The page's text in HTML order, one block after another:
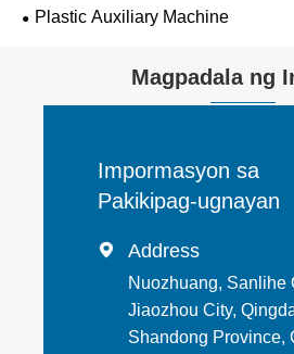
Plastic Auxiliary Machine
Magpadala ng
Impormasyon sa
Pakikipag-ugnayan
 Address
Nuozhuang, Sanlihe
Jiaozhou City,
Shandong Province,